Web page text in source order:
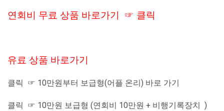
연회비 무료 상품 바로가기 ☞ 클릭
유료 상품 바로가기
클릭 ☞ 10만원부터 보급형(어플 온리) 바로 가기
클릭 ☞ 10만원 보급형 (연회비 10만원 + 비행기록장치 )